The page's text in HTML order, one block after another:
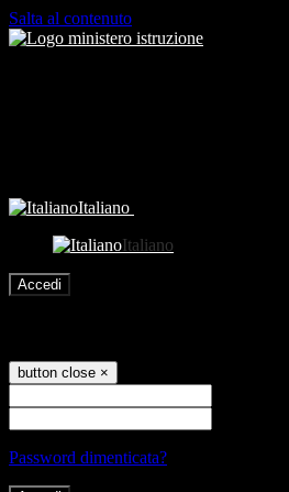
Salta al contenuto
Italiano
Italiano
Accedi
button close ×
Password dimenticata?